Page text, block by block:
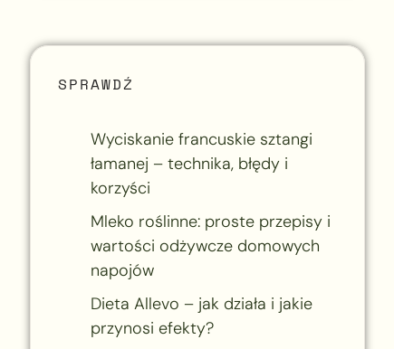
SPRAWDŹ
Wyciskanie francuskie sztangi
łamanej – technika, błędy i
korzyści
Mleko roślinne: proste przepisy i
wartości odżywcze domowych
napojów
Dieta Allevo – jak działa i jakie
przynosi efekty?